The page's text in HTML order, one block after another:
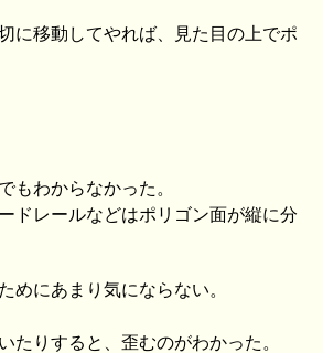
に移動してやれば、見た目の上でポ
もわからなかった。
ドレールなどはポリゴン面が縦に分
めにあまり気にならない。
たりすると、歪むのがわかった。